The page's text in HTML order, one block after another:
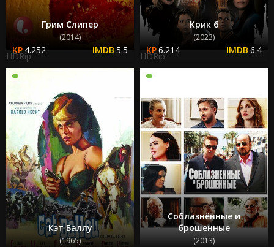
Грим Слипер
(2014)
4.252 5.5
HDRip
Крик 6
(2023)
6.214 6.4
HDRip
Кэт Баллу
(1965)
Соблазнённые и
брошенные
(2013)